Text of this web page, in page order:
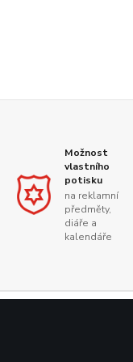
Možnost
vlastního
potisku
na reklamní
předměty,
diáře a
kalendáře